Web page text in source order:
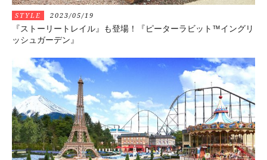
STYLE 2023/05/19
『ストーリートレイル』も登場！『ピーターラビット™イングリ
ッシュガーデン』